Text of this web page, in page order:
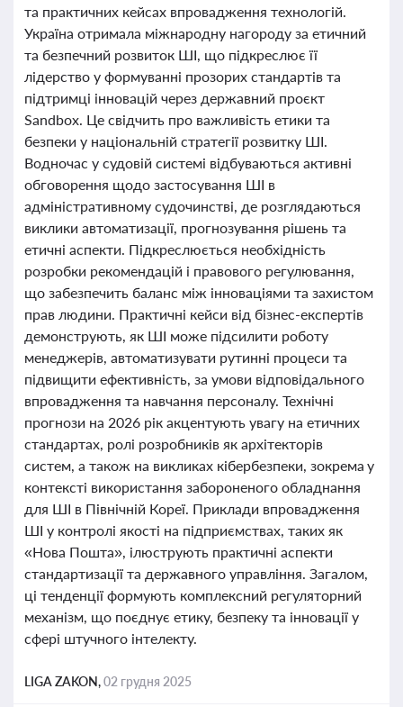
та практичних кейсах впровадження технологій.
Україна отримала міжнародну нагороду за етичний
та безпечний розвиток ШІ, що підкреслює її
лідерство у формуванні прозорих стандартів та
підтримці інновацій через державний проєкт
Sandbox. Це свідчить про важливість етики та
безпеки у національній стратегії розвитку ШІ.
Водночас у судовій системі відбуваються активні
обговорення щодо застосування ШІ в
адміністративному судочинстві, де розглядаються
виклики автоматизації, прогнозування рішень та
етичні аспекти. Підкреслюється необхідність
розробки рекомендацій і правового регулювання,
що забезпечить баланс між інноваціями та захистом
прав людини. Практичні кейси від бізнес-експертів
демонструють, як ШІ може підсилити роботу
менеджерів, автоматизувати рутинні процеси та
підвищити ефективність, за умови відповідального
впровадження та навчання персоналу. Технічні
прогнози на 2026 рік акцентують увагу на етичних
стандартах, ролі розробників як архітекторів
систем, а також на викликах кібербезпеки, зокрема у
контексті використання забороненого обладнання
для ШІ в Північній Кореї. Приклади впровадження
ШІ у контролі якості на підприємствах, таких як
«Нова Пошта», ілюструють практичні аспекти
стандартизації та державного управління. Загалом,
ці тенденції формують комплексний регуляторний
механізм, що поєднує етику, безпеку та інновації у
сфері штучного інтелекту.
LIGA ZAKON,02 грудня 2025